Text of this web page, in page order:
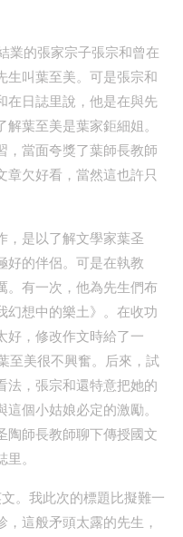
業的張家宗子張宗和曾在
生叫葉至美。可是張宗和
在日誌里說，他是在與先
葉至美是葉家鉅細姐。
，當面夸獎了葉師長教師
章欠好看，當然這也許只
，是以了解文學家葉圣
好的伴侶。可是在執教
。有一次，他為先生們布
幻想中的樂土》。在收功
好，修改作文時給了一
至美很不興奮。后來，試
法，張宗和還特意把她的
個小姑娘必定的激勵。
陶師長教師聊下傳授國文
。
。我此次的標題比擬難一
這般矛頭太露的先生，